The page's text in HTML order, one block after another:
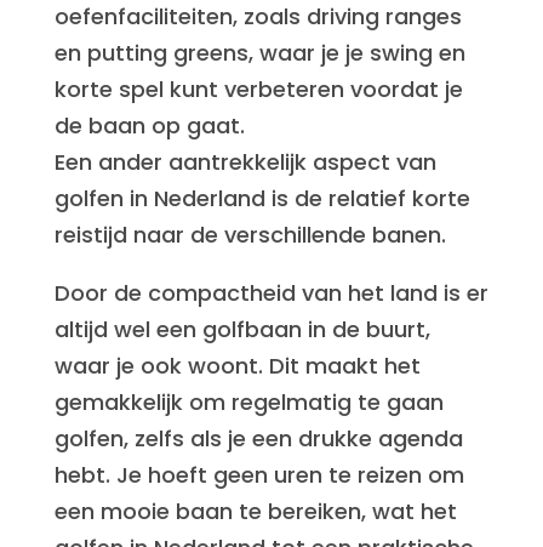
oefenfaciliteiten, zoals driving ranges
en putting greens, waar je je swing en
korte spel kunt verbeteren voordat je
de baan op gaat.
Een ander aantrekkelijk aspect van
golfen in Nederland is de relatief korte
reistijd naar de verschillende banen.
Door de compactheid van het land is er
altijd wel een golfbaan in de buurt,
waar je ook woont. Dit maakt het
gemakkelijk om regelmatig te gaan
golfen, zelfs als je een drukke agenda
hebt. Je hoeft geen uren te reizen om
een mooie baan te bereiken, wat het